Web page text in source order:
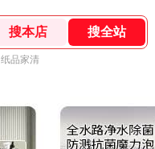
纸品家清